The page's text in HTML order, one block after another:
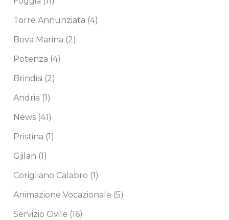
Torre Annunziata (4)
Bova Marina (2)
Potenza (4)
Brindisi (2)
Andria (1)
News (41)
Pristina (1)
Gjilan (1)
Corigliano Calabro (1)
Animazione Vocazionale (5)
Servizio Civile (16)